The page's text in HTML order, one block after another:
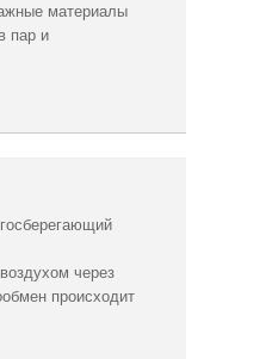
материалы
пар и
через
происходит